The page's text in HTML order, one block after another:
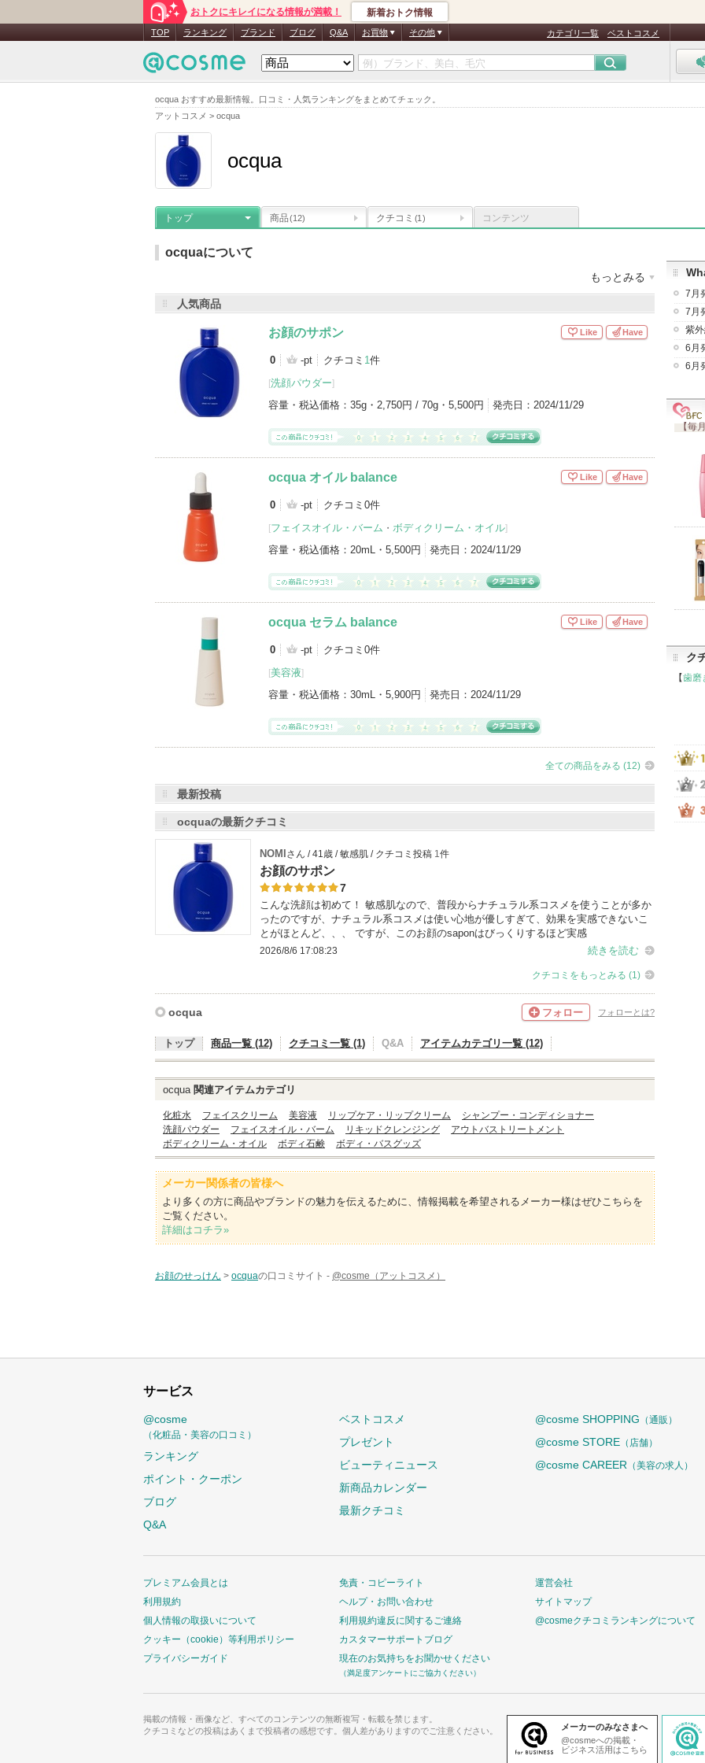
ocqua おすすめ最新情報。口コミ・人気ランキングをまとめてチェック。
アットコスメ > ocqua
おトクにキレイになる情報が満載！ 新着おトク情報
TOP ランキング ブランド ブログ Q&A お買物 その他 カテゴリ一覧 ベストコスメ
ocqua
トップ 商品(12) クチコミ (1) コンテンツ
ocquaについて
もっとみる
メーカー名：
ocquaの登録商品 (12件)
登録アイテムカテゴリ
化粧水（3） ボディクリーム・オイル（3）
リップケア・リップクリーム（2）
シャンプー・コンディショナー（1）
洗顔パウダー（1）
フェイスオイル・バーム（1）
アイテムカテゴリをもっとみる (12)
人気商品
お顔のサポン
0 -pt クチコミ 1件
[洗顔パウダー]
容量・税込価格： 35g・2,750円 / 70g・5,500円 発売日： 2024/11/29
Like Have
ocqua オイル balance
0 -pt クチコミ0件
[フェイスオイル・バーム ・ ボディクリーム・オイル]
容量・税込価格： 20mL・5,500円 発売日： 2024/11/29
Like Have
ocqua セラム balance
0 -pt クチコミ0件
[美容液]
容量・税込価格： 30mL・5,900円 発売日： 2024/11/29
Like Have
全ての商品をみる (12)
最新投稿
ocquaの最新クチコミ
NOMI さん / 41歳 / 敏感肌 / クチコミ投稿 1件
お顔のサポン
7
こんな洗顔は初めて！ 敏感肌なので、普段からナチュラル系コスメを使うことが多か
ったのですが、ナチュラル系コスメは使い心地が優しすぎて、効果を実感できないこ
とがほとんど、、、 ですが、このお顔のsaponはびっくりするほど実感
2026/8/6 17:08:23 続きを読む
クチコミをもっとみる (1)
ocqua フォロー フォローとは?
トップ 商品一覧 (12) クチコミ一覧 (1) Q&A アイテムカテゴリ一覧 (12)
ocqua関連アイテムカテゴリ
化粧水 フェイスクリーム 美容液 リップケア・リップクリーム
シャンプー・コンディショナー
洗顔パウダー
フェイスオイル・バーム リキッドクレンジング
アウトバストリートメント
ボディクリーム・オイル
ボディ石鹸 ボディ・バスグッズ
メーカー関係者の皆様へ
より多くの方に商品やブランドの魅力を伝えるために、情報掲載を希望されるメーカー様はぜひこちらを
ご覧ください。
詳細はコチラ»
お顔のせっけん > ocquaの口コミサイト - @cosme（アットコスメ）
7月
7月
紫
6月
6月
【毎
ク
【歯磨
サービス
@cosme
（化粧品・美容の口コミ）
ランキング
ポイント・クーポン
ブログ
Q&A
ベストコスメ
プレゼント
ビューティニュース
新商品カレンダー
最新クチコミ
@cosme SHOPPING （通販）
@cosme STORE （店舗）
@cosme CAREER （美容の求人）
プレミアム会員とは
利用規約
個人情報の取扱いについて
クッキー（cookie）等利用ポリシー
プライバシーガイド
免責・コピーライト
ヘルプ・お問い合わせ
利用規約違反に関するご連絡
カスタマーサポートブログ
現在のお気持ちをお聞かせください
（満足度アンケートにご協力ください）
運営会社
サイトマップ
@cosmeクチコミランキングについて
掲載の情報・画像など、すべてのコンテンツの無断複写・転載を禁じます。
クチコミなどの投稿はあくまで投稿者の感想です。個人差がありますのでご注意ください。
メーカーのみなさまへ
@cosmeへの掲載・
ビジネス活用はこちら